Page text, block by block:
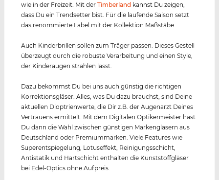
wie in der Freizeit. Mit derTimberland kannst Du zeigen,
dass Du ein Trendsetter bist. Für die laufende Saison setzt
das renommierte Label mit der Kollektion Maßstäbe.
Auch Kinderbrillen sollen zum Träger passen. Dieses Gestell
überzeugt durch die robuste Verarbeitung und einen Style,
der Kinderaugen strahlen lässt.
Dazu bekommst Du bei uns auch günstig die richtigen
Korrektionsgläser. Alles, was Du dazu brauchst, sind Deine
aktuellen Dioptrienwerte, die Dir z.B. der Augenarzt Deines
Vertrauens ermittelt. Mit dem Digitalen Optikermeister hast
Du dann die Wahl zwischen günstigen Markengläsern aus
Deutschland oder Premiummarken. Viele Features wie
Superentspiegelung, Lotuseffekt, Reinigungsschicht,
Antistatik und Hartschicht enthalten die Kunststoffgläser
bei Edel-Optics ohne Aufpreis.